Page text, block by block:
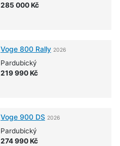
285 000 Kč
Voge800 Rally 2026
Pardubický
219 990 Kč
Voge900 DS 2026
Pardubický
274 990 Kč